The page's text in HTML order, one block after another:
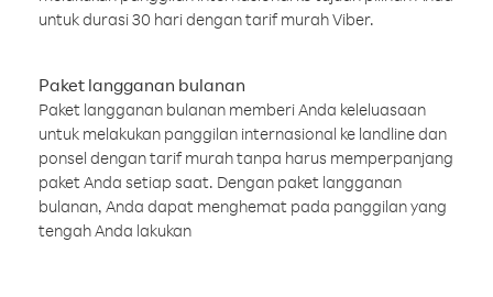
untuk durasi 30 hari dengan tarif murah Viber.
Paket langganan bulanan
Paket langganan bulanan memberi Anda keleluasaan
untuk melakukan panggilan internasional ke landline dan
ponsel dengan tarif murah tanpa harus memperpanjang
paket Anda setiap saat. Dengan paket langganan
bulanan, Anda dapat menghemat pada panggilan yang
tengah Anda lakukan